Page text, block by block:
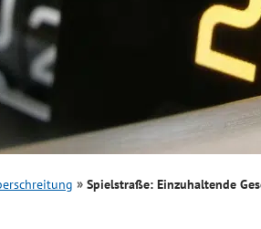
Spielstraße: Einzuhaltende